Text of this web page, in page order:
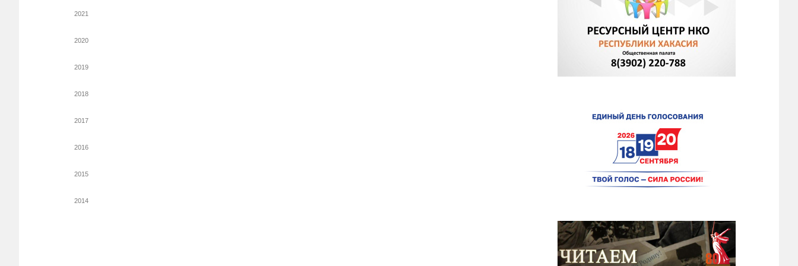
2021
2020
2019
2018
2017
2016
2015
2014